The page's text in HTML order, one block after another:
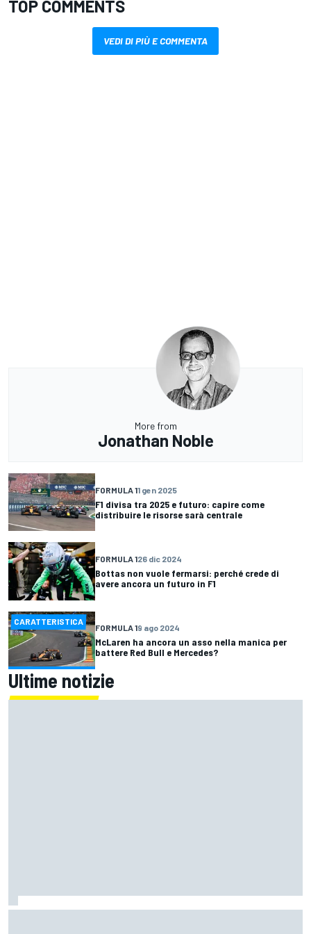
TOP COMMENTS
VEDI DI PIÙ E COMMENTA
More from
Jonathan Noble
FORMULA 11 gen 2025
F1 divisa tra 2025 e futuro: capire come
distribuire le risorse sarà centrale
FORMULA 126 dic 2024
Bottas non vuole fermarsi: perché crede di
avere ancora un futuro in F1
CARATTERISTICA
FORMULA 19 ago 2024
McLaren ha ancora un asso nella manica per
battere Red Bull e Mercedes?
Ultime notizie